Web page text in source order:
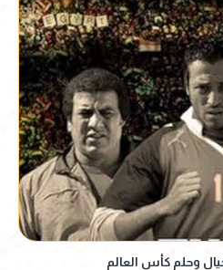
وحلم كأس العالم